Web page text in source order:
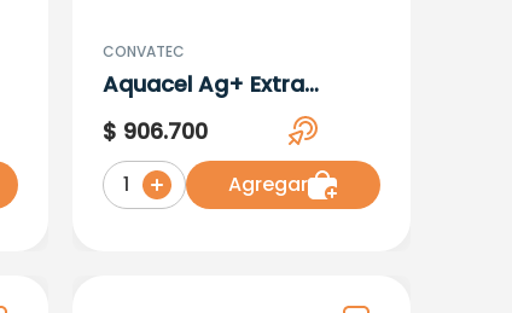
CONVATEC
Aquacel Ag+ Extra
10Cmx10 X 10 Unidades Ct
$ 906.700
1 Agregar